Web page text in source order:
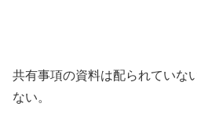
共有事項の資料は配られていな
ない。